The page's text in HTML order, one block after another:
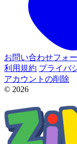
お問い合わせフォ
利用規約 プライバ
アカウントの削除
© 2026